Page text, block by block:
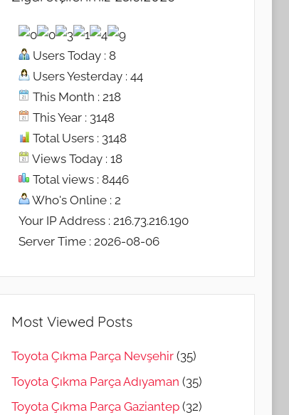
Users Today : 8
Users Yesterday : 44
This Month : 218
This Year : 3148
Total Users : 3148
Views Today : 18
Total views : 8446
Who's Online : 2
Your IP Address : 216.73.216.190
Server Time : 2026-08-06
Most Viewed Posts
Toyota Çıkma Parça Nevşehir (35)
Toyota Çıkma Parça Adıyaman (35)
Toyota Çıkma Parça Gaziantep (32)